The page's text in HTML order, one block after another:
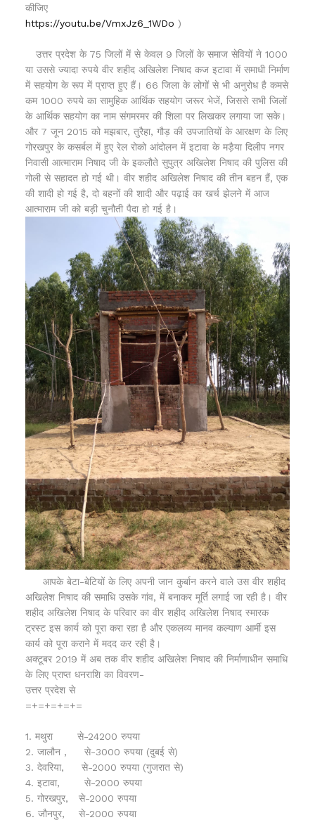
कीजिए
https://youtu.be/VmxJz6_1WDo )
उत्तर प्रदेश के 75 जिलों में से केवल 9 जिलों के समाज सेवियों ने 1000
या उससे ज्यादा रुपये वीर शहीद अखिलेश निषाद कज इटावा में समाधी निर्माण
में सहयोग के रूप में प्राप्त हुए हैं। 66 जिला के लोगों से भी अनुरोध है कमसे
कम 1000 रुपये का सामुहिक आर्थिक सहयोग जरूर भेजें, जिससे सभी जिलों
के आर्थिक सहयोग का नाम संगमरमर की शिला पर लिखकर लगाया जा सके।
और 7 जून 2015 को मझबार, तुरैहा, गौड़ की उपजातियों के आरक्षण के लिए
गोरखपुर के कसर्बल में हुए रेल रोको आंदोलन में इटावा के मड़ैया दिलीप नगर
निवासी आत्माराम निषाद जी के इकलौते सुपुत्र अखिलेश निषाद की पुलिस की
गोली से सहादत हो गई थी। वीर शहीद अखिलेश निषाद की तीन बहन हैं, एक
की शादी हो गई है, दो बहनों की शादी और पढ़ाई का खर्च झेलने में आज
आत्माराम जी को बड़ी चुनौती पैदा हो गई है।
आपके बेटा-बेटियों के लिए अपनी जान कुर्बान करने वाले उस वीर शहीद
अखिलेश निषाद की समाधि उसके गांव, में बनाकर मूर्ति लगाई जा रही है। वीर
शहीद अखिलेश निषाद के परिवार का वीर शहीद अखिलेश निषाद स्मारक
ट्रस्ट इस कार्य को पूरा करा रहा है और एकलव्य मानव कल्याण आर्मी इस
कार्य को पूरा कराने में मदद कर रही है।
अक्टूबर 2019 में अब तक वीर शहीद अखिलेश निषाद की निर्माणाधीन समाधि
के लिए प्राप्त धनराशि का विवरण-
उत्तर प्रदेश से
=+=+=+=+=
1. मथुरा से-24200 रुपया
2. जालौन , से-3000 रुपया (दुबई से)
3. देवरिया, से-2000 रुपया (गुजरात से)
4. इटावा, से-2000 रुपया
5. गोरखपुर, से-2000 रुपया
6. जौनपुर, से-2000 रुपया